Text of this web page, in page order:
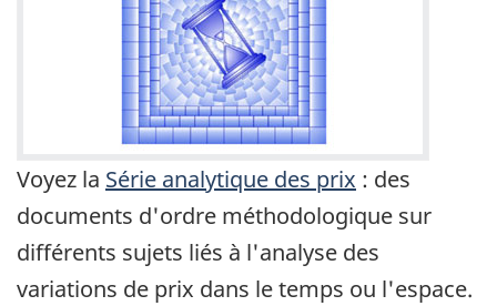
Voyez la Série analytique des prix : des
documents d'ordre méthodologique sur
différents sujets liés à l'analyse des
variations de prix dans le temps ou l'espace.